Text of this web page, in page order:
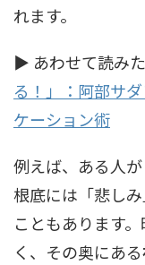
れます。
▶ あわせて読みた
る！」：阿部サ
ケーション術
例えば、ある人
根底には「悲し
こともあります
く、その奥にある